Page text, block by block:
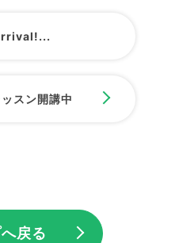
スン開講中
戻る